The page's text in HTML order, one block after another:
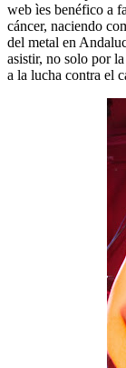
web ìes benéfico a
cáncer, naciendo
del metal en
asistir, no solo por
a la lucha contra el